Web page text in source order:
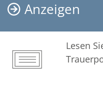
Anzeigen
Lesen